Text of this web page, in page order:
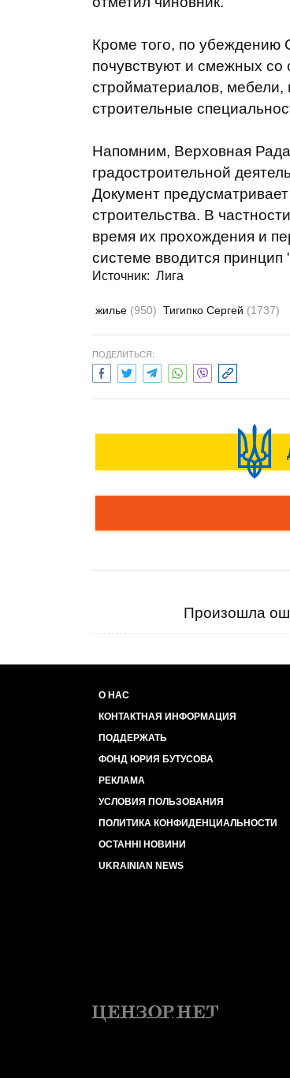
Кроме того, по убеждению
почувствуют и смежных со
стройматериалов,
строительные
Напомним, Верховная
градостроительной
Документ
строительства. В
время их прохождения и
системе вводится принцип
Источник: Лига
жилье (950) Тигипко Сергей (1737)
ПОДЕЛИТЬСЯ:
Произошла
О НАС
КОНТАКТНАЯ ИНФОРМАЦИЯ
ПОДДЕРЖАТЬ
ФОНД ЮРИЯ БУТУСОВА
РЕКЛАМА
УСЛОВИЯ ПОЛЬЗОВАНИЯ
ПОЛИТИКА КОНФИДЕНЦИАЛЬНОСТИ
ОСТАННІ НОВИНИ
UKRAINIAN NEWS